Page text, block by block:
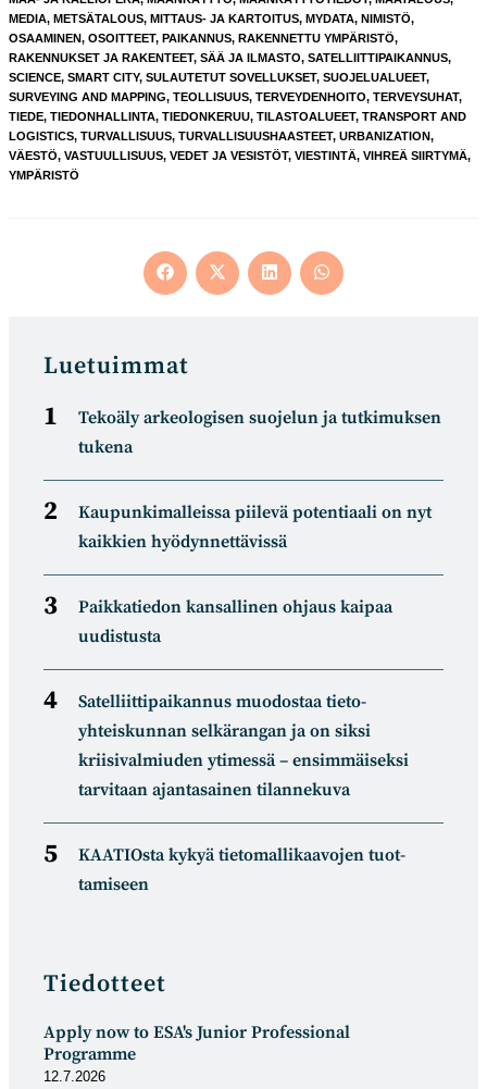
MEDIA, METSÄTALOUS, MITTAUS- JA KARTOITUS, MYDATA, NIMISTÖ,
OSAAMINEN, OSOITTEET, PAIKANNUS, RAKENNETTU YMPÄRISTÖ,
RAKENNUKSET JA RAKENTEET, SÄÄ JA ILMASTO, SATELLIITTIPAIKANNUS,
SCIENCE, SMART CITY, SULAUTETUT SOVELLUKSET, SUOJELUALUEET,
SURVEYING AND MAPPING, TEOLLISUUS, TERVEYDENHOITO, TERVEYSUHAT,
TIEDE, TIEDONHALLINTA, TIEDONKERUU, TILASTOALUEET, TRANSPORT AND
LOGISTICS, TURVALLISUUS, TURVALLISUUSHAASTEET, URBANIZATION,
VÄESTÖ, VASTUULLISUUS, VEDET JA VESISTÖT, VIESTINTÄ, VIHREÄ SIIRTYMÄ,
YMPÄRISTÖ
Opens
in
Opens
in
Opens
in
Opens
in
Luetuimmat
Tekoäly arkeologisen suojelun ja tutkimuksen
tukena
Kaupunkimalleissa piilevä potentiaali on nyt
kaikkien hyödynnettävissä
Paikkatiedon kansallinen ohjaus kaipaa
uudistusta
Satelliitti­paikannus muodostaa tieto­
yhteiskunnan selkä­rangan ja on siksi
kriisivalmiuden ytimessä – ensimmäiseksi
tarvitaan ajantasainen tilannekuva
KAATIOsta kykyä tietomal­likaa­vojen tuot­
tamiseen
Tiedotteet
Apply now to ESA's Junior Professional
Programme
12.7.2026